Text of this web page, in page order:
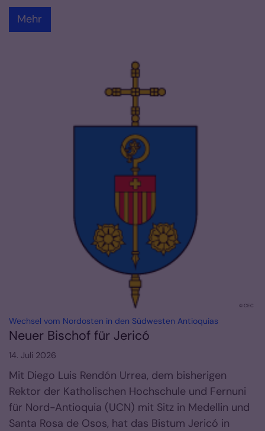
Mehr
© CEC
Wechsel vom Nordosten in den Südwesten Antioquias
Neuer Bischof für Jericó
14. Juli 2026
Mit Diego Luis Rendón Urrea, dem bisherigen
Rektor der Katholischen Hochschule und Fernuni
für Nord-Antioquia (UCN) mit Sitz in Medellin und
Santa Rosa de Osos, hat das Bistum Jericó in